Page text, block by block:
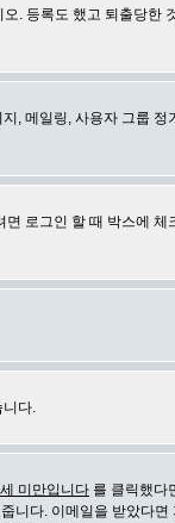
. 등록도 했고 퇴출당한
, 메일링, 사용자 그룹
로그인 할 때 박스에 체
니다.
미만입니다 를 클릭했다
니다. 이메일을 받았다